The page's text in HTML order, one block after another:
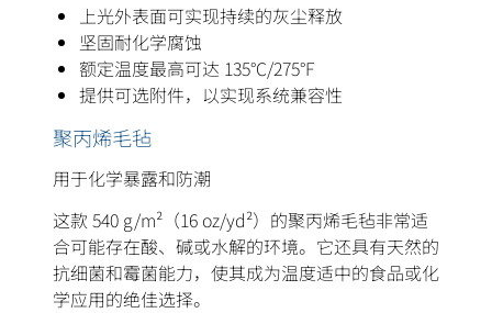
上光外表面可实现持续的灰尘释放
坚固耐化学腐蚀
额定温度最高可达 135°C/275°F
提供可选附件，以实现系统兼容性
聚丙烯毛毡
用于化学暴露和防潮
这款 540 g/m²（16 oz/yd²）的聚丙烯毛毡非常适
合可能存在酸、碱或水解的环境。它还具有天然的
抗细菌和霉菌能力，使其成为温度适中的食品或化
学应用的绝佳选择。